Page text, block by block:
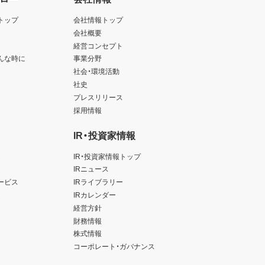
ップ
な時に
ビス
会社情報トップ
会社概要
経営コンセプト
事業分野
社会・環境活動
社史
プレスリリース
採用情報
IR・投資家情報
IR・投資家情報トップ
IRニュース
IRライブラリー
IRカレンダー
経営方針
財務情報
株式情報
コーポレート・ガバナンス